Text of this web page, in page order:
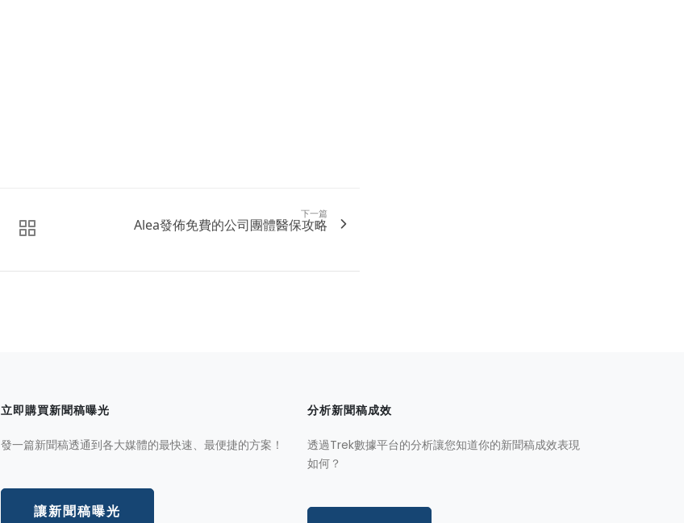
下一篇
Alea發佈免費的公司團體醫保攻略
立即購買新聞稿曝光
發一篇新聞稿透通到各大媒體的最快速、最便捷的方案！
讓新聞稿曝光
分析新聞稿成效
透過Trek數據平台的分析讓您知道你的新聞稿成效表現
如何？